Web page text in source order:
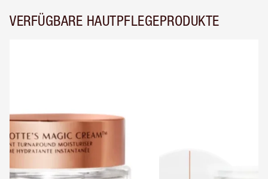
VERFÜGBARE HAUTPFLEGEPRODUKTE